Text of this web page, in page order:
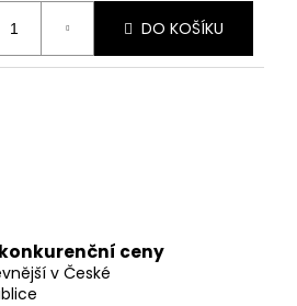
DO KOŠÍKU
ceny
v České